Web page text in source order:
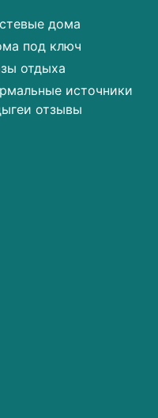
дома
под ключ
отдыха
источники
отзывы